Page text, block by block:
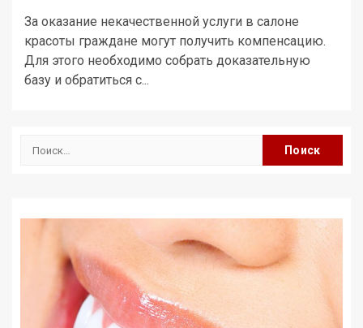
За оказание некачественной услуги в салоне
красоты граждане могут получить компенсацию.
Для этого необходимо собрать доказательную
базу и обратиться с...
Найти: